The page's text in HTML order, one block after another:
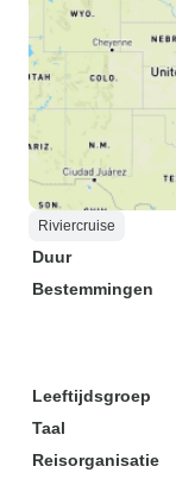
Riviercruise
Duur
Bestemmingen
Leeftijdsgroep
Taal
Reisorganisatie